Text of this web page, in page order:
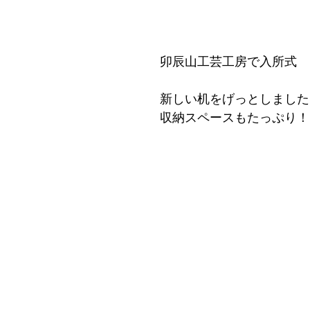
卯辰山工芸工房で入所式
新しい机をげっとしまし
収納スペースもたっぷり